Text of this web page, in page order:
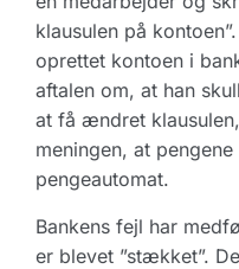
klausulen på
oprettet kontoen i
aftalen om, at han
at få ændret
meningen, at
pengeautomat.
Bankens fejl har
er blevet ”stækket”.